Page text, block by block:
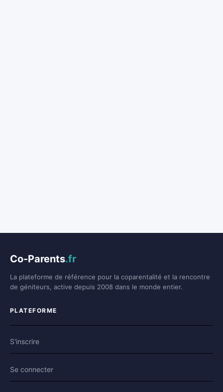
Co-Parents.fr
La plateforme de référence pour la coparentalité et la rencontre
de géniteurs, active depuis 2008 dans le monde entier.
PLATEFORME
S'inscrire
Se connecter